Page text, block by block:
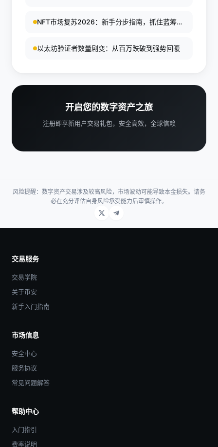
NFT市场复苏2026：新手分步指南，抓住蓝筹反
以太坊验证者数量剧变：从百万跌破到强势回暖
开启您的数字资产之旅
注册即享新用户交易礼包，安全高效，全球信赖
风险提醒：数字资产交易涉及较高风险，市场波动可能导致本金损失。请务
必在充分评估自身风险承受能力后审慎操作。
交易服务
交易学院
关于币安
新手入门指南
市场信息
安全中心
服务协议
常见问题解答
帮助中心
入门指引
费率说明